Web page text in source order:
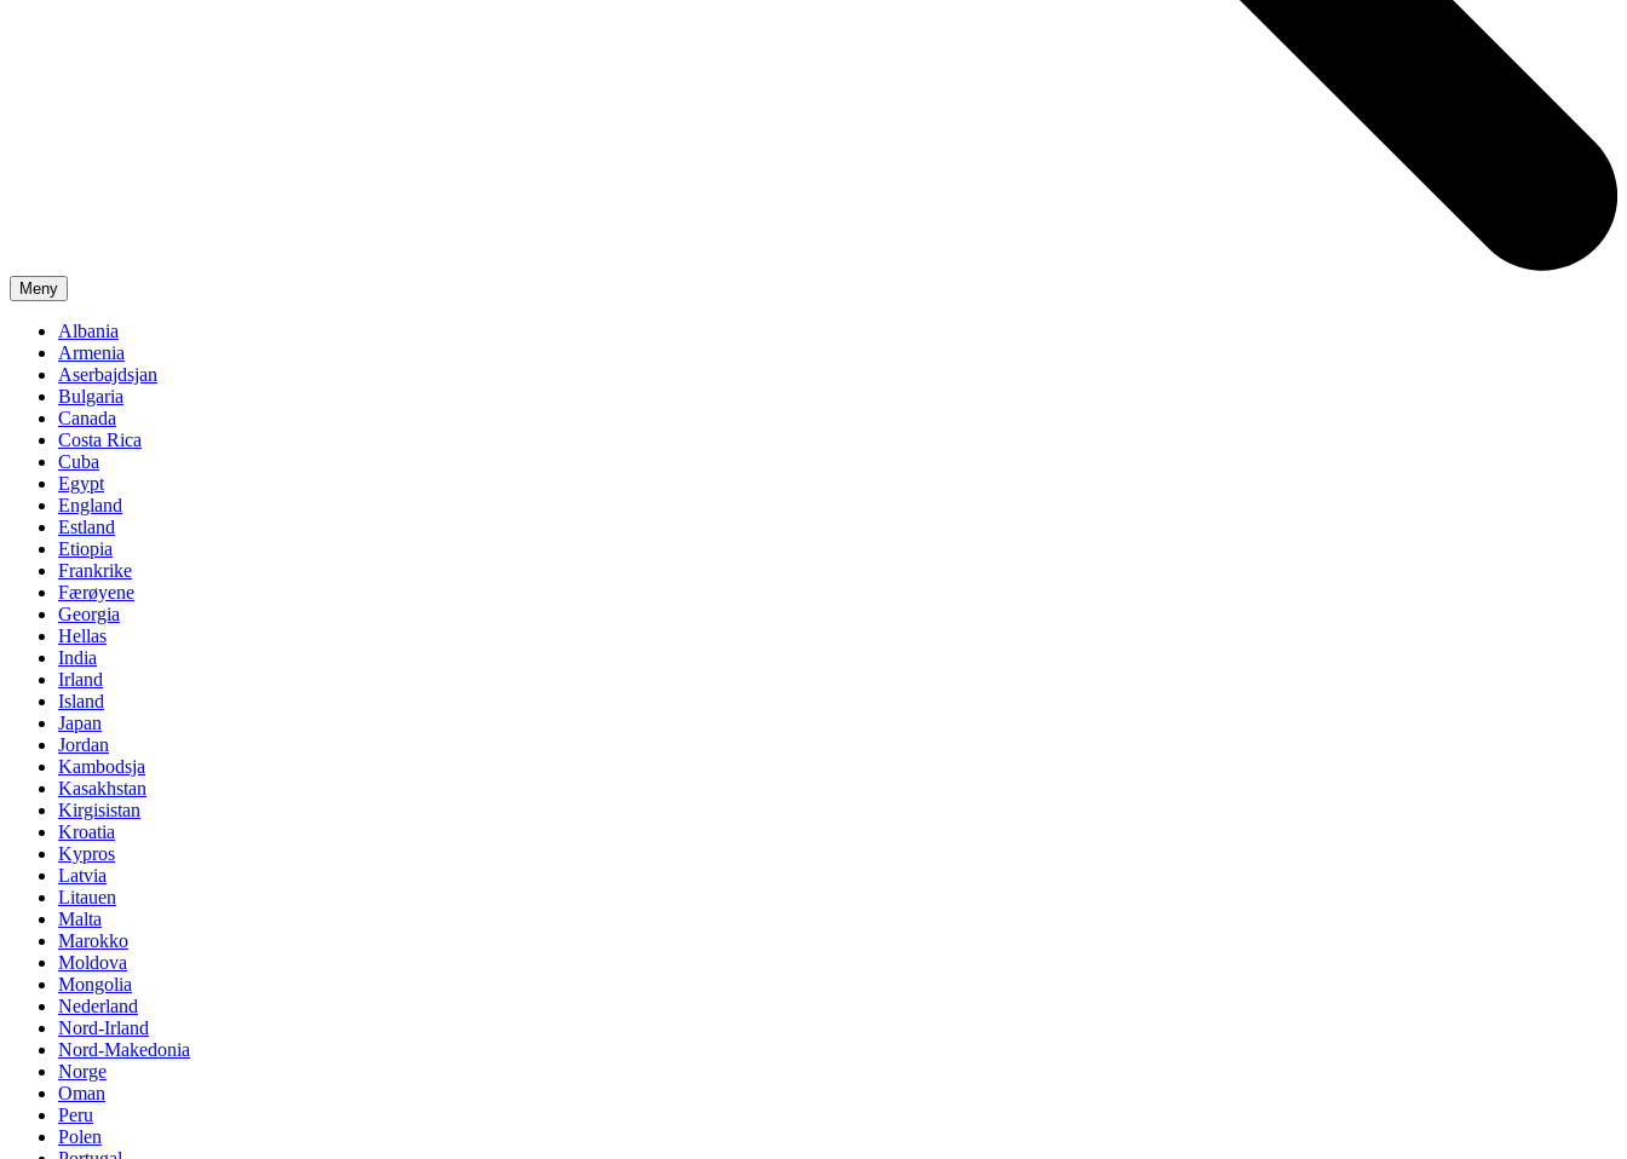
Meny
Albania
Armenia
Aserbajdsjan
Bulgaria
Canada
Costa Rica
Cuba
Egypt
England
Estland
Etiopia
Frankrike
Færøyene
Georgia
Hellas
India
Irland
Island
Japan
Jordan
Kambodsja
Kasakhstan
Kirgisistan
Kroatia
Kypros
Latvia
Litauen
Malta
Marokko
Moldova
Mongolia
Nederland
Nord-Irland
Nord-Makedonia
Norge
Oman
Peru
Polen